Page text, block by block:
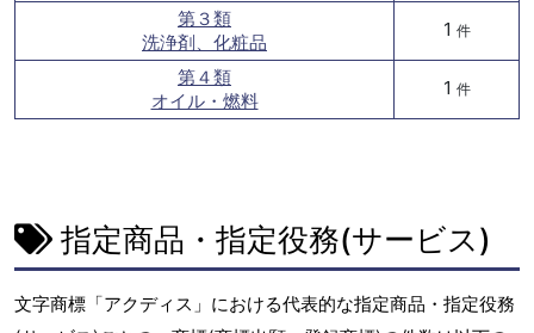
第３類
洗浄剤、化粧品
1 件
第４類
オイル・燃料
1 件
指定商品・指定役務(サービス)
文字商標「アクディス」における代表的な指定商品・指定役務